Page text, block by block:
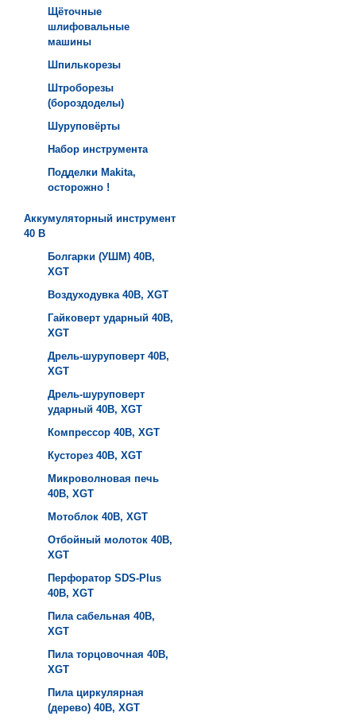
Щёточные
шлифовальные
машины
Шпилькорезы
Штроборезы
(бороздоделы)
Шуруповёрты
Набор инструмента
Подделки Makita,
осторожно !
Аккумуляторный инструмент
40 B
Болгарки (УШМ) 40B,
XGT
Воздуходувка 40B, XGT
Гайковерт ударный 40B,
XGT
Дрель-шуруповерт 40B,
XGT
Дрель-шуруповерт
ударный 40B, XGT
Компрессор 40B, XGT
Кусторез 40B, XGT
Микроволновая печь
40B, XGT
Мотоблок 40B, XGT
Отбойный молоток 40B,
XGT
Перфоратор SDS-Plus
40B, XGT
Пила сабельная 40B,
XGT
Пила торцовочная 40B,
XGT
Пила циркулярная
(дерево) 40B, XGT